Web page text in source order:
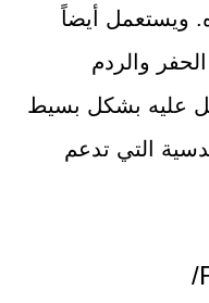
ويستعمل أيضاً
والردم
عليه بشكل بسيط
التي تدعم